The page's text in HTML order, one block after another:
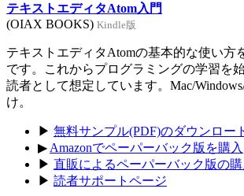
テキストエディタAtom入門
(OIAX BOOKS) Kindle版
テキストエディタAtomの基本的な使い方
です。これからプログラミングの学習を
読者として想定しています。Mac/
け。
▶ 無料サンプル(PDF)のダウンロー
▶ Amazonでペーパーバック版を購入
▶ 直販によるペーパーバック版の購
▶ 読者サポートページ